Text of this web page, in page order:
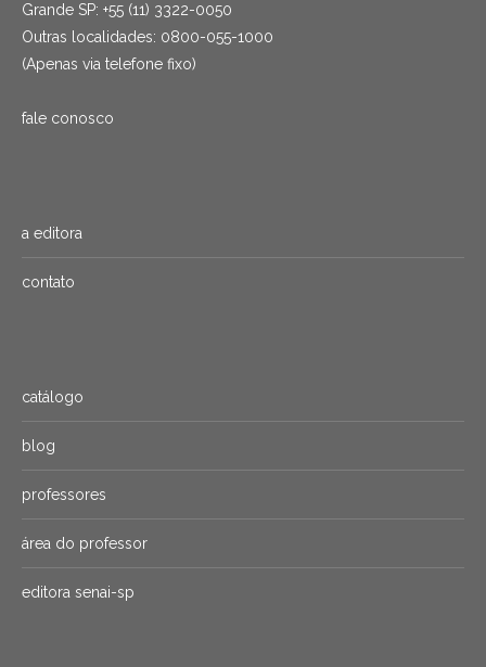
Grande SP: +55 (11) 3322-0050
Outras localidades: 0800-055-1000
(Apenas via telefone fixo)
fale conosco
a editora
contato
catálogo
blog
professores
área do professor
editora senai-sp